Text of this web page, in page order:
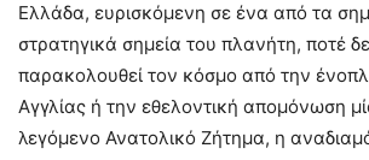
Ελλάδα, ευρισκόμενη σε ένα από τα
στρατηγικά σημεία του πλανήτη, ποτέ
παρακολουθεί τον κόσμο από την
Αγγλίας ή την εθελοντική απομόνωση
λεγόμενο Ανατολικό Ζήτημα, η